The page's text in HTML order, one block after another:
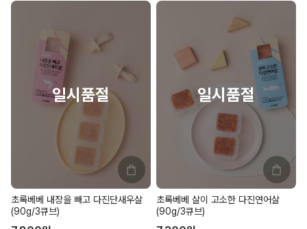
초록베베 내장을 빼고 다진단새우살
(90g/3큐브)
초록베베 살이 고소한 다진연어살
(90g/3큐브)